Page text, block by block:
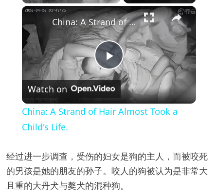
×
P
l
y
V
China: A Strand of Hair Almost Took a Child's Life.
Watch on
China: A Strand of Hair Almost Took a
Child's Life.
经过进一步调查，受伤的妇女是狗的主人，而被咬死
的男孩是她的朋友的孙子。咬人的狗被认为是非常大
且重的大丹犬与獒犬的混种狗。